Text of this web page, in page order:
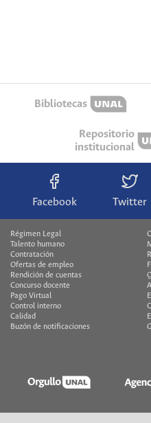
Bibliotecas
Repositorio
institucional
Facebook Twitter
Régimen Legal
Talento humano
Contratación
Ofertas de empleo
Rendición de cuentas
Concurso docente
Pago Virtual
Control interno
Calidad
Buzón de notificaciones